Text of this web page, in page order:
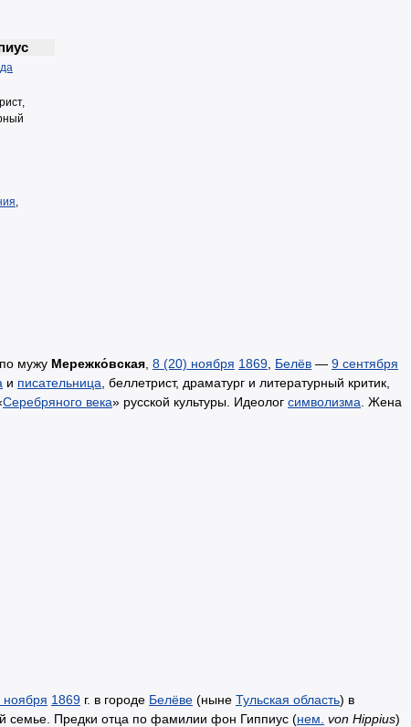
,
мужу Мережко́вская 8 (20) ноября 1869 Белёв — 9 сентября
и писательница , беллетрист, драматург и литературный критик,
Серебряного века» русской культуры. Идеолог символизма . Жена
ноября 1869 г. в городе Белёве (ныне Тульская область) в
семье. Предки отца по фамилии фон Гиппиус (нем. von Hippius)